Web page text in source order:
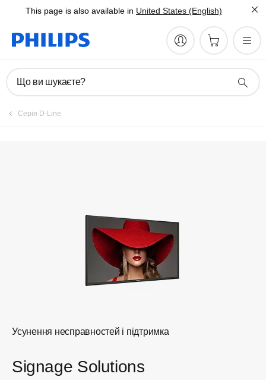
This page is also available in United States (English)
Що ви шукаєте?
Серія D-Line
Усунення несправностей і підтримка
Signage Solutions